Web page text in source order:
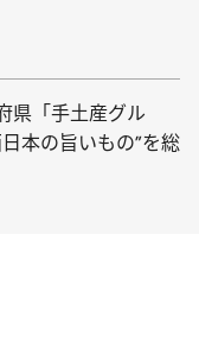
県「手土産グル
日本の旨いもの”を総